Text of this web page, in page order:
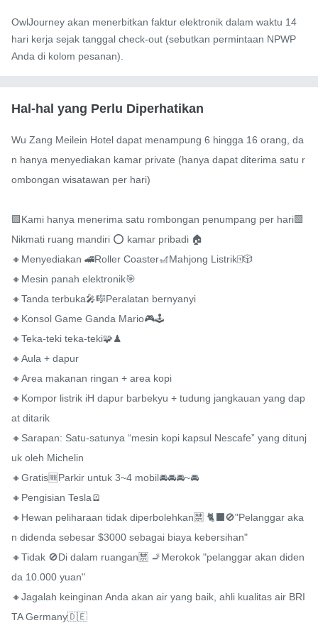
OwlJourney akan menerbitkan faktur elektronik dalam waktu 14
hari kerja sejak tanggal check-out (sebutkan permintaan NPWP
Anda di kolom pesanan).
Hal-hal yang Perlu Diperhatikan
Wu Zang Meilein Hotel dapat menampung 6 hingga 16 orang, da
n hanya menyediakan kamar private (hanya dapat diterima satu r
ombongan wisatawan per hari)
🟩Kami hanya menerima satu rombongan penumpang per hari🟩
Nikmati ruang mandiri ⭕️ kamar pribadi 🏠
🔸Menyediakan 🚄Roller Coaster🎢Mahjong Listrik🀄️🎲
🔸Mesin panah elektronik🎯
🔸Tanda terbuka🎤🎼Peralatan bernyanyi
🔸Konsol Game Ganda Mario🎮🕹
🔸Teka-teki teka-teki🧩♟
🔸Aula + dapur
🔸Area makanan ringan + area kopi
🔸Kompor listrik iH dapur barbekyu + tudung jangkauan yang dap
at ditarik
🔸Sarapan: Satu-satunya “mesin kopi kapsul Nescafe” yang ditunj
uk oleh Michelin
🔸Gratis🆓Parkir untuk 3~4 mobil🚘🚘🚘~🚘
🔸Pengisian Tesla🪫
🔸Hewan peliharaan tidak diperbolehkan🈲️ 🐈‍⬛️🚫"Pelanggar aka
n didenda sebesar $3000 sebagai biaya kebersihan"
🔸Tidak 🚫Di dalam ruangan🈲️ 🚬Merokok "pelanggar akan diden
da 10.000 yuan"
🔸Jagalah keinginan Anda akan air yang baik, ahli kualitas air BRI
TA Germany🇩🇪